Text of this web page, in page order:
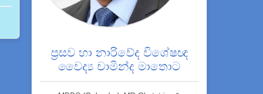
ප්‍රසව හා නාරිවේද විශේෂඥ
වෛද්‍ය චාමින්ද මාතොට